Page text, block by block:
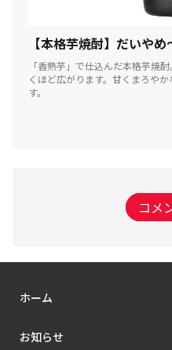
【本格芋焼酎】だいや
「香熟芋」で仕込んだ本格芋焼
くほど広がります。甘くまろや
す。
コメ
ホーム
お知らせ